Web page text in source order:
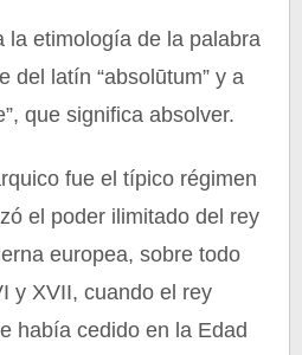
la etimología de la palabra
del latín “absolūtum” y a
que significa absolver.
fue el típico régimen
el poder ilimitado del rey
europea, sobre todo
y XVII, cuando el rey
había cedido en la Edad